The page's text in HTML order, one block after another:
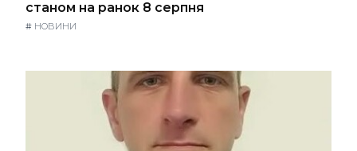
станом на ранок 8 серпня
# НОВИНИ